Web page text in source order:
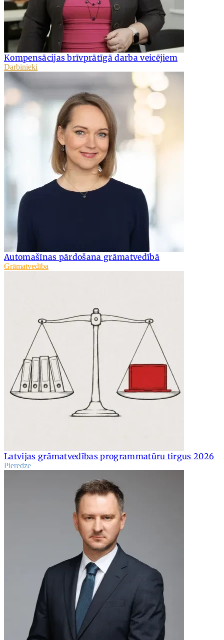
Kompensācijas brīvprātīgā darba veicējiem
Darbinieki
Automašīnas pārdošana grāmatvedībā
Grāmatvedība
Latvijas grāmatvedības programmatūru tirgus 2026
Pieredze